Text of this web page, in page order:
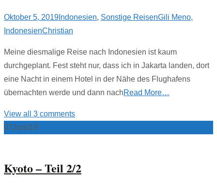
Oktober 5, 2019 Indonesien, Sonstige ReisenGili Meno,
IndonesienChristian
Meine diesmalige Reise nach Indonesien ist kaum
durchgeplant. Fest steht nur, dass ich in Jakarta landen, dort
eine Nacht in einem Hotel in der Nähe des Flughafens
übernachten werde und dann nachRead More…
View all 3 comments
07Juni/19
Kyoto – Teil 2/2